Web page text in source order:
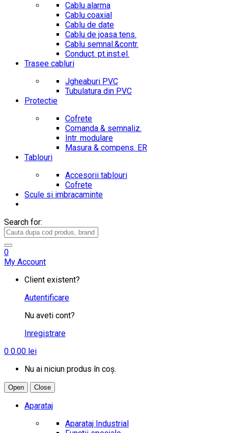
Cablu alarma
Cablu coaxial
Cablu de date
Cablu de joasa tens.
Cablu semnal.&contr.
Conduct. pt.inst.el.
Trasee cabluri
Jgheaburi PVC
Tubulatura din PVC
Protectie
Cofrete
Comanda & semnaliz.
Intr. modulare
Masura & compens. ER
Tablouri
Accesorii tablouri
Cofrete
Scule si imbracaminte
Search for:
0
My Account
Client existent?
Autentificare
Nu aveti cont?
Inregistrare
0 0.00 lei
Nu ai niciun produs în coș.
Open Close
Aparataj
Aparataj Industrial